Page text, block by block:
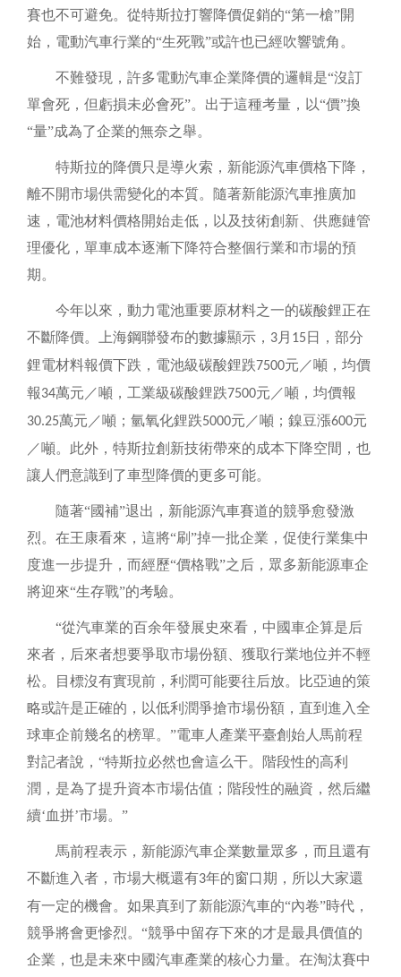
賽也不可避免。從特斯拉打響降價促銷的“第一槍”開
始，電動汽車行業的“生死戰”或許也已經吹響號角。
不難發現，許多電動汽車企業降價的邏輯是“沒訂
單會死，但虧損未必會死”。出于這種考量，以“價”換
“量”成為了企業的無奈之舉。
特斯拉的降價只是導火索，新能源汽車價格下降，
離不開市場供需變化的本質。隨著新能源汽車推廣加
速，電池材料價格開始走低，以及技術創新、供應鏈管
理優化，單車成本逐漸下降符合整個行業和市場的預
期。
今年以來，動力電池重要原材料之一的碳酸鋰正在
不斷降價。上海鋼聯發布的數據顯示， 3月 15 日，部分
鋰電材料報價下跌，電池級碳酸鋰跌7500元／噸，均價
報34萬元／噸，工業級碳酸鋰跌7500元／噸，均價報
30.25萬元／噸；氫氧化鋰跌5000元／噸；鎳豆漲600元
／噸。此外，特斯拉創新技術帶來的成本下降空間，也
讓人們意識到了車型降價的更多可能。
隨著“國補”退出，新能源汽車賽道的競爭愈發激
烈。在王康看來，這將“刷”掉一批企業，促使行業集中
度進一步提升，而經歷“價格戰”之后，眾多新能源車企
將迎來“生存戰”的考驗。
“從汽車業的百余年發展史來看，中國車企算是后
來者，后來者想要爭取市場份額、獲取行業地位并不輕
松。目標沒有實現前，利潤可能要往后放。比亞迪的策
略或許是正確的，以低利潤爭搶市場份額，直到進入全
球車企前幾名的榜單。”電車人產業平臺創始人馬前程
對記者說，“特斯拉必然也會這么干。階段性的高利
潤，是為了提升資本市場估值；階段性的融資，然后繼
續‘血拼’市場。”
馬前程表示，新能源汽車企業數量眾多，而且還有
不斷進入者，市場大概還有3年的窗口期，所以大家還
有一定的機會。如果真到了新能源汽車的“內卷”時代，
競爭將會更慘烈。“競爭中留存下來的才是最具價值的
企業，也是未來中國汽車產業的核心力量。在淘汰賽中